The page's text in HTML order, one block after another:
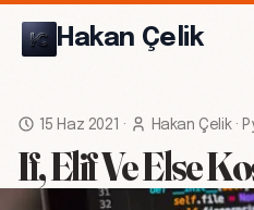
Hakan Çelik
15 Haz 2021 · Hakan Çelik·
If, Elif Ve Else